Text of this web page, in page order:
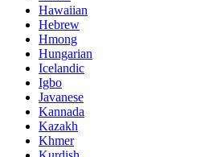
Hawaiian
Hebrew
Hmong
Hungarian
Icelandic
Igbo
Javanese
Kannada
Kazakh
Khmer